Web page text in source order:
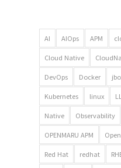
AI AIOps APM
Cloud Native
DevOps Docker
Kubernetes linux
Native Observability
OPENMARU APM
Red Hat redhat